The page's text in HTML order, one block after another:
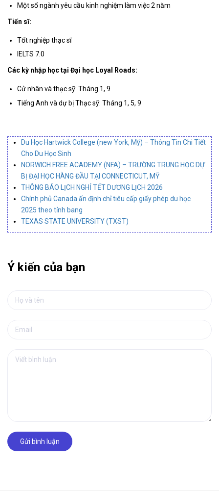
Một số ngành yêu cầu kinh nghiệm làm việc 2 năm
Tiến sĩ:
Tốt nghiệp thạc sĩ
IELTS 7.0
Các kỳ nhập học tại Đại học Loyal Roads:
Cử nhân và thạc sỹ: Tháng 1, 9
Tiếng Anh và dự bị Thạc sỹ: Tháng 1, 5, 9
Du Học Hartwick College (new York, Mỹ) – Thông Tin Chi Tiết
Cho Du Học Sinh
NORWICH FREE ACADEMY (NFA) – TRƯỜNG TRUNG HỌC DỰ
BỊ ĐẠI HỌC HÀNG ĐẦU TẠI CONNECTICUT, MỸ
THÔNG BÁO LỊCH NGHỈ TẾT DƯƠNG LỊCH 2026
Chính phủ Canada ấn định chỉ tiêu cấp giấy phép du học
2025 theo tỉnh bang
TEXAS STATE UNIVERSITY (TXST)
Ý kiến của bạn
Gửi bình luận